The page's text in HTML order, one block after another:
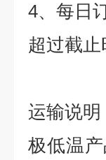
4、每日
超过截
运输说明
极低温